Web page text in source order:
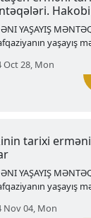
2024 Oct 03, Thu
ERMƏNI
Zaqafqaziyanın
2024 Oct 14,